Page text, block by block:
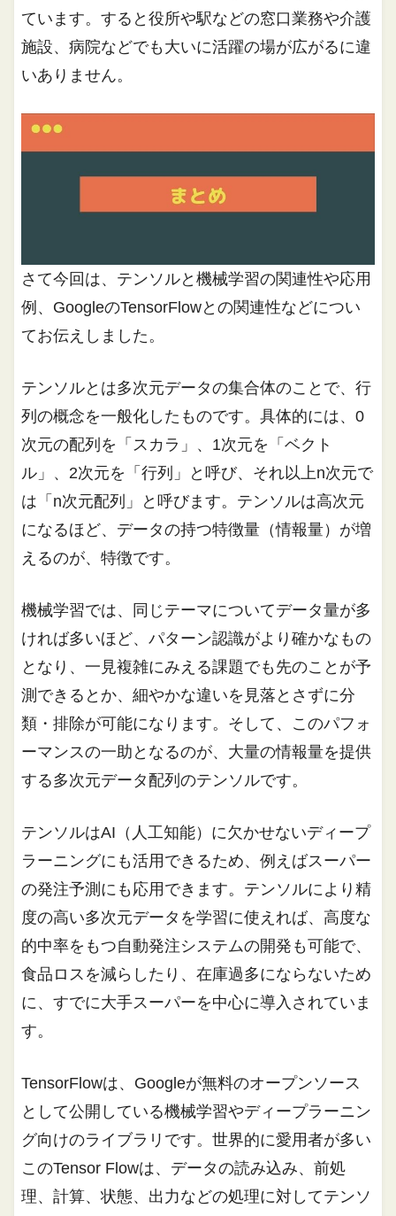
ています。すると役所や駅などの窓口業務や介護
施設、病院などでも大いに活躍の場が広がるに違
いありません。
さて今回は、テンソルと機械学習の関連性や応用
例、GoogleのTensorFlowとの関連性などについ
てお伝えしました。
テンソルとは多次元データの集合体のことで、行
列の概念を一般化したものです。具体的には、0
次元の配列を「スカラ」、1次元を「ベクト
ル」、2次元を「行列」と呼び、それ以上n次元で
は「n次元配列」と呼びます。テンソルは高次元
になるほど、データの持つ特徴量（情報量）が増
えるのが、特徴です。
機械学習では、同じテーマについてデータ量が多
ければ多いほど、パターン認識がより確かなもの
となり、一見複雑にみえる課題でも先のことが予
測できるとか、細やかな違いを見落とさずに分
類・排除が可能になります。そして、このパフォ
ーマンスの一助となるのが、大量の情報量を提供
する多次元データ配列のテンソルです。
テンソルはAI（人工知能）に欠かせないディープ
ラーニングにも活用できるため、例えばスーパー
の発注予測にも応用できます。テンソルにより精
度の高い多次元データを学習に使えれば、高度な
的中率をもつ自動発注システムの開発も可能で、
食品ロスを減らしたり、在庫過多にならないため
に、すでに大手スーパーを中心に導入されていま
す。
TensorFlowは、Googleが無料のオープンソース
として公開している機械学習やディープラーニン
グ向けのライブラリです。世界的に愛用者が多い
このTensor Flowは、データの読み込み、前処
理、計算、状態、出力などの処理に対してテンソ